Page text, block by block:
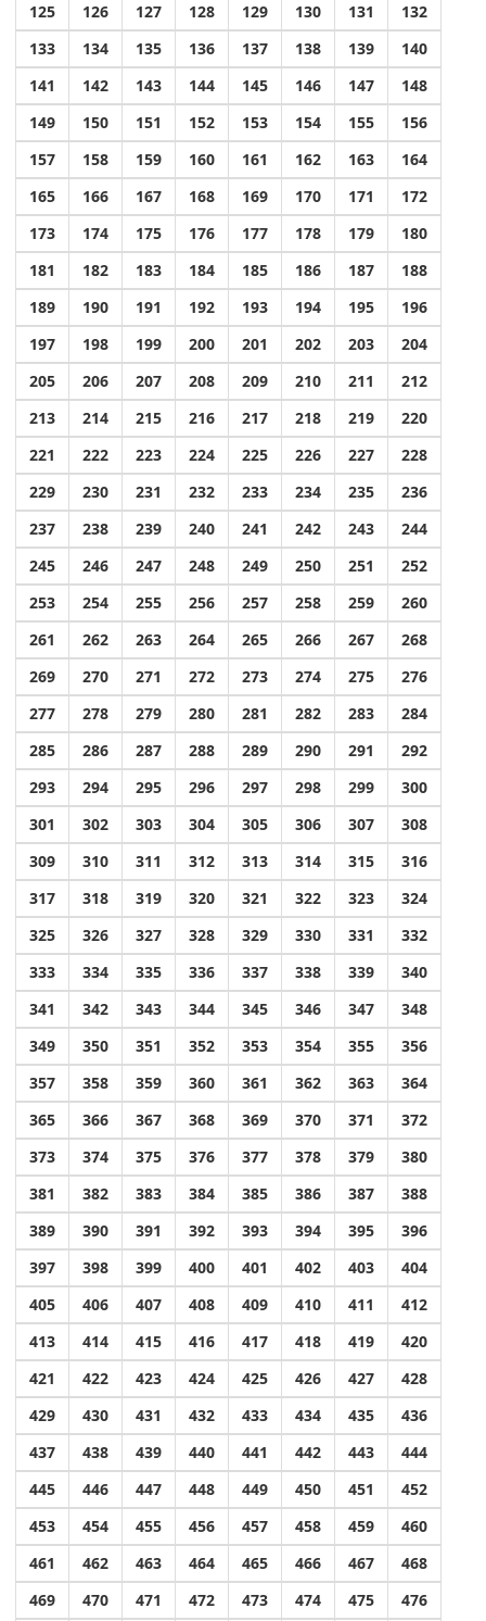
125
126 127 128 129 130 131
132
133
134 135 136 137 138 139
140
141
142 143 144 145 146 147
148
149
150 151 152 153 154 155
156
157
158 159 160 161 162 163
164
165
166 167 168 169 170 171
172
173
174 175 176 177 178 179
180
181
182 183 184 185 186 187
188
189
190 191 192 193 194 195
196
197
198 199 200 201 202 203
204
205
206 207 208 209 210 211
212
213
214 215 216 217 218 219
220
221
222 223 224 225 226 227
228
229
230 231 232 233 234 235
236
237
238 239 240 241 242 243
244
245
246 247 248 249 250 251
252
253
254 255 256 257 258 259
260
261
262 263 264 265 266 267
268
269
270 271 272 273 274 275
276
277
278 279 280 281 282 283
284
285
286 287 288 289 290 291
292
293
294 295 296 297 298 299
300
301
302 303 304 305 306 307
308
309
310 311 312 313 314 315
316
317
318 319 320 321 322 323
324
325
326 327 328 329 330 331
332
333
334 335 336 337 338 339
340
341
342 343 344 345 346 347
348
349
350 351 352 353 354 355
356
357
358 359 360 361 362 363
364
365
366 367 368 369 370 371
372
373
374 375 376 377 378 379
380
381
382 383 384 385 386 387
388
389
390 391 392 393 394 395
396
397
398 399 400 401 402 403
404
405
406 407 408 409 410 411
412
413
414 415 416 417 418 419
420
421
422 423 424 425 426 427
428
429
430 431 432 433 434 435
436
437
438 439 440 441 442 443
444
445
446 447 448 449 450 451
452
453
454 455 456 457 458 459
460
461
462 463 464 465 466 467
468
469
470 471 472 473 474 475 476